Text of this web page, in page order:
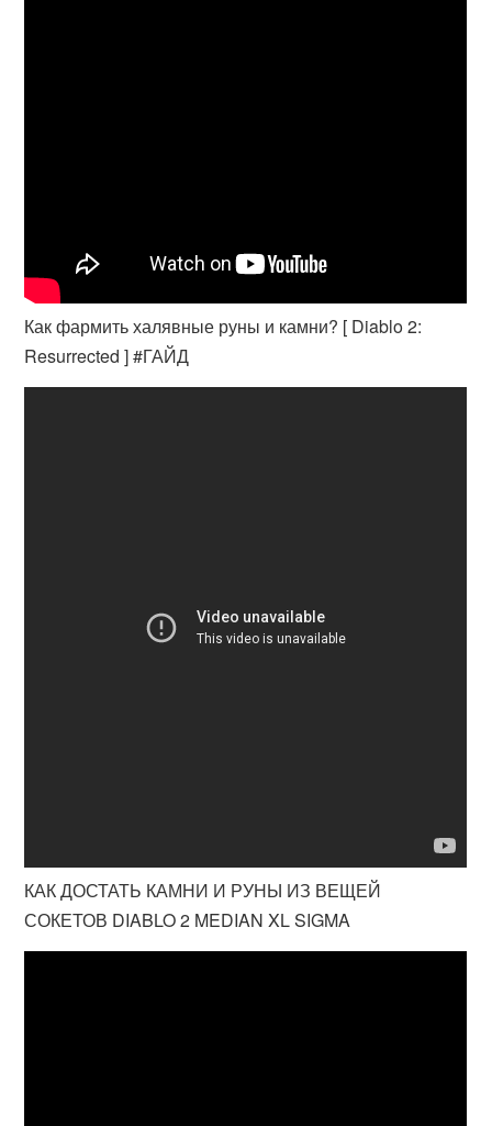
Как фармить халявные руны и камни? [ Diablo 2:
Resurrected ] #ГАЙД
КАК ДОСТАТЬ КАМНИ И РУНЫ ИЗ ВЕЩЕЙ
СОКЕТОВ DIABLO 2 MEDIAN XL SIGMA